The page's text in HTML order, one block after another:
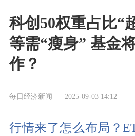
科创50权重占比“
等需“瘦身” 基金
作？
每日经济新闻 2025-09-03 14:12
行情来了怎么布局？